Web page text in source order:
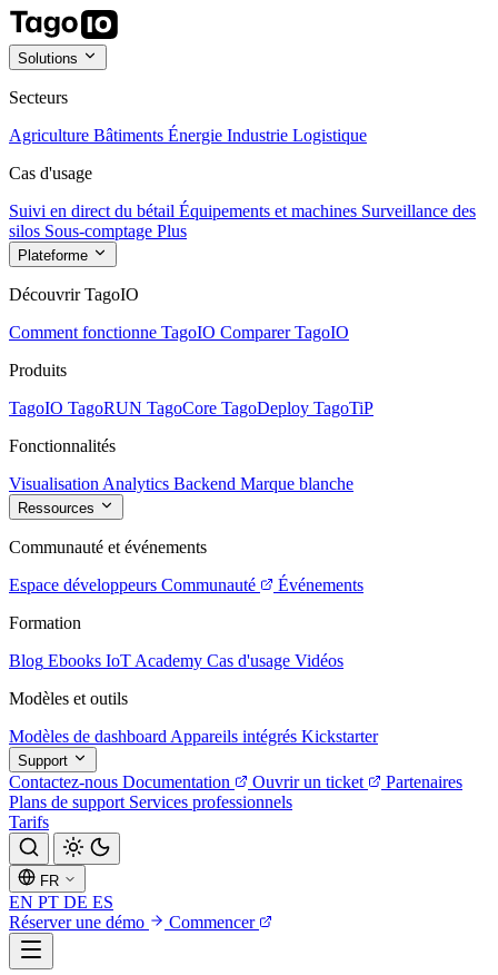
Solutions
Secteurs
Agriculture Bâtiments Énergie Industrie Logistique
Cas d'usage
Suivi en direct du bétail Équipements et machines Surveillance des
silos Sous-comptage Plus
Plateforme
Découvrir TagoIO
Comment fonctionne TagoIO Comparer TagoIO
Produits
TagoIO TagoRUN TagoCore TagoDeploy TagoTiP
Fonctionnalités
Visualisation Analytics Backend Marque blanche
Ressources
Communauté et événements
Espace développeurs Communauté
Événements
Formation
Blog Ebooks IoT Academy Cas d'usage Vidéos
Modèles et outils
Modèles de dashboard Appareils intégrés Kickstarter
Support
Contactez-nous Documentation Ouvrir un ticket
Partenaires
Plans de support Services professionnels
Tarifs
FR
EN PT DE ES
Réserver une démo
Commencer